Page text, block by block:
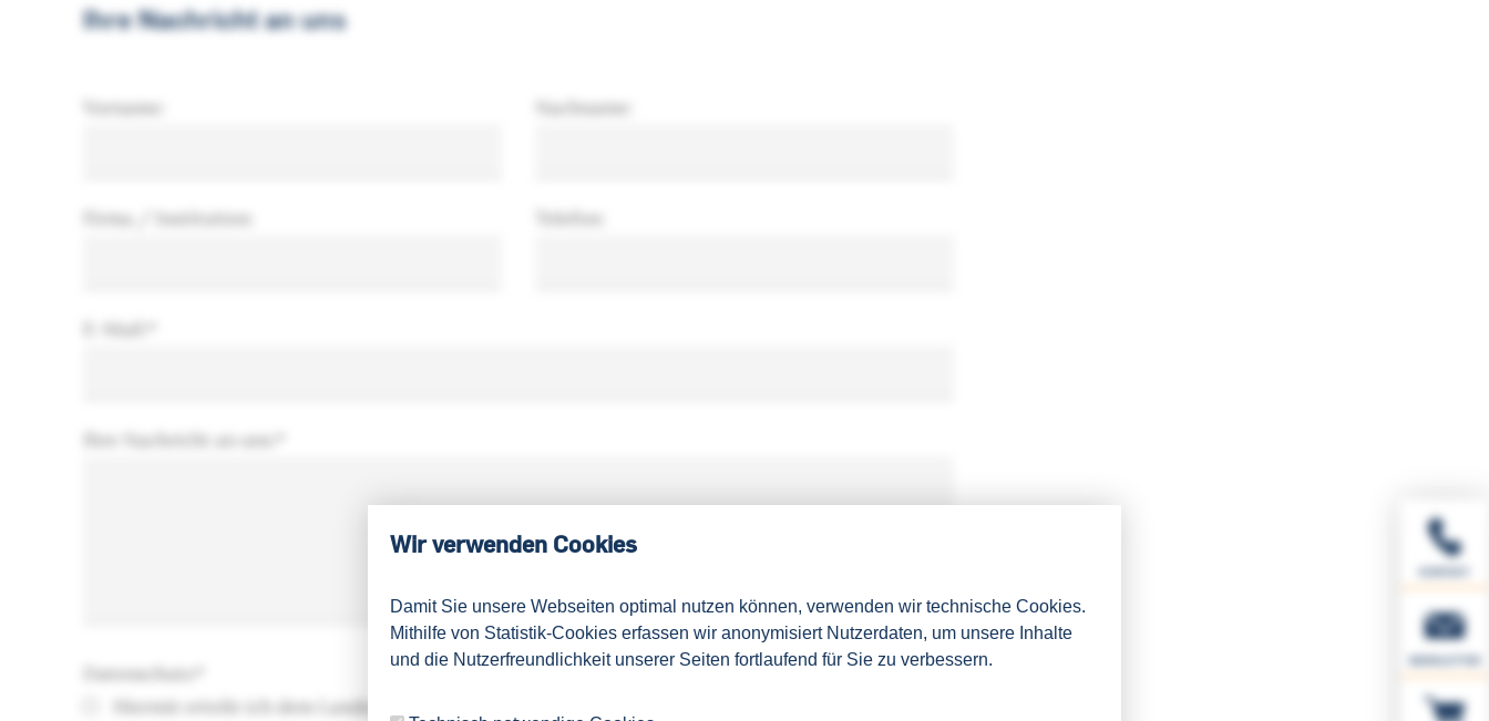
Wir verwenden Cookies
Damit Sie unsere Webseiten optimal nutzen können, verwenden wir technische Cookies.
Mithilfe von Statistik-Cookies erfassen wir anonymisiert Nutzerdaten, um unsere Inhalte
und die Nutzerfreundlichkeit unserer Seiten fortlaufend für Sie zu verbessern.
Ihre Nachricht an uns
Vorname: Nachname:
Firma / Institution: Telefon:
E-Mail:
Ihre Nachricht an uns:
Datenschutz
Hiermit erteile ich dem Landesspracheninstitut in der Ruhr-Universität Bochum die